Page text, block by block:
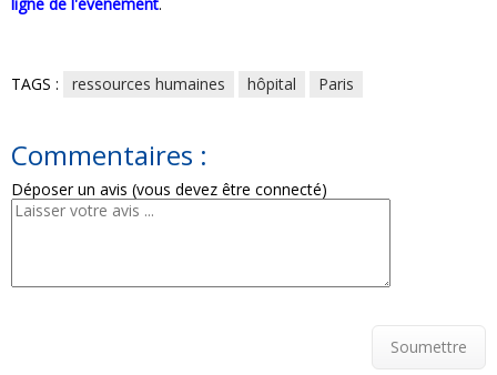
ligne de l'événement.
TAGS : ressources humaines hôpital Paris
Commentaires :
Déposer un avis (vous devez être connecté)
Soumettre